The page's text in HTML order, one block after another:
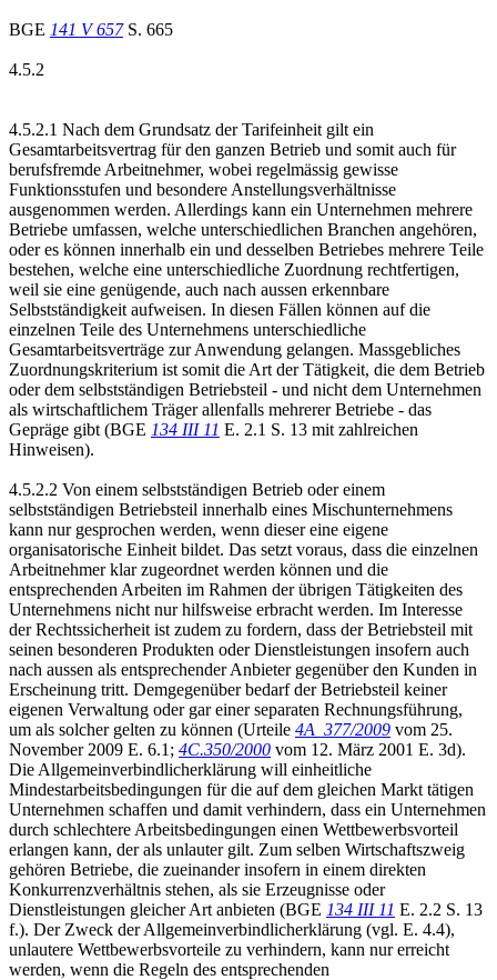
BGE 141 V 657S. 665
4.5.2
4.5.2.1 Nach dem Grundsatz der Tarifeinheit gilt ein
Gesamtarbeitsvertrag für den ganzen Betrieb und somit auch für
berufsfremde Arbeitnehmer, wobei regelmässig gewisse
Funktionsstufen und besondere Anstellungsverhältnisse
ausgenommen werden. Allerdings kann ein Unternehmen mehrere
Betriebe umfassen, welche unterschiedlichen Branchen angehören,
oder es können innerhalb ein und desselben Betriebes mehrere Teile
bestehen, welche eine unterschiedliche Zuordnung rechtfertigen,
weil sie eine genügende, auch nach aussen erkennbare
Selbstständigkeit aufweisen. In diesen Fällen können auf die
einzelnen Teile des Unternehmens unterschiedliche
Gesamtarbeitsverträge zur Anwendung gelangen. Massgebliches
Zuordnungskriterium ist somit die Art der Tätigkeit, die dem Betrieb
oder dem selbstständigen Betriebsteil - und nicht dem Unternehmen
als wirtschaftlichem Träger allenfalls mehrerer Betriebe - das
Gepräge gibt (BGE 134 III 11 E. 2.1 S. 13 mit zahlreichen
Hinweisen).
4.5.2.2 Von einem selbstständigen Betrieb oder einem
selbstständigen Betriebsteil innerhalb eines Mischunternehmens
kann nur gesprochen werden, wenn dieser eine eigene
organisatorische Einheit bildet. Das setzt voraus, dass die einzelnen
Arbeitnehmer klar zugeordnet werden können und die
entsprechenden Arbeiten im Rahmen der übrigen Tätigkeiten des
Unternehmens nicht nur hilfsweise erbracht werden. Im Interesse
der Rechtssicherheit ist zudem zu fordern, dass der Betriebsteil mit
seinen besonderen Produkten oder Dienstleistungen insofern auch
nach aussen als entsprechender Anbieter gegenüber den Kunden in
Erscheinung tritt. Demgegenüber bedarf der Betriebsteil keiner
eigenen Verwaltung oder gar einer separaten Rechnungsführung,
um als solcher gelten zu können (Urteile 4A_377/2009 vom 25.
November 2009 E. 6.1; 4C.350/2000 vom 12. März 2001 E. 3d).
Die Allgemeinverbindlicherklärung will einheitliche
Mindestarbeitsbedingungen für die auf dem gleichen Markt tätigen
Unternehmen schaffen und damit verhindern, dass ein Unternehmen
durch schlechtere Arbeitsbedingungen einen Wettbewerbsvorteil
erlangen kann, der als unlauter gilt. Zum selben Wirtschaftszweig
gehören Betriebe, die zueinander insofern in einem direkten
Konkurrenzverhältnis stehen, als sie Erzeugnisse oder
Dienstleistungen gleicher Art anbieten (BGE 134 III 11 E. 2.2 S. 13
f.). Der Zweck der Allgemeinverbindlicherklärung (vgl. E. 4.4),
unlautere Wettbewerbsvorteile zu verhindern, kann nur erreicht
werden, wenn die Regeln des entsprechenden